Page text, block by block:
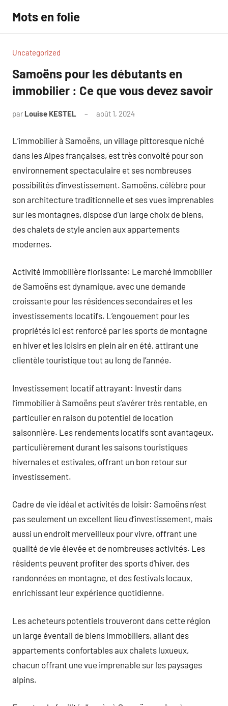
contenu
Mots en folie
Uncategorized
Samoëns pour les débutants en
immobilier : Ce que vous devez savoir
par Louise KESTEL août 1, 2024
L’immobilier à Samoëns, un village pittoresque niché
dans les Alpes françaises, est très convoité pour son
environnement spectaculaire et ses nombreuses
possibilités d’investissement. Samoëns, célèbre pour
son architecture traditionnelle et ses vues imprenables
sur les montagnes, dispose d’un large choix de biens,
des chalets de style ancien aux appartements
modernes.
Activité immobilière florissante: Le marché immobilier
de Samoëns est dynamique, avec une demande
croissante pour les résidences secondaires et les
investissements locatifs. L’engouement pour les
propriétés ici est renforcé par les sports de montagne
en hiver et les loisirs en plein air en été, attirant une
clientèle touristique tout au long de l’année.
Investissement locatif attrayant: Investir dans
l’immobilier à Samoëns peut s’avérer très rentable, en
particulier en raison du potentiel de location
saisonnière. Les rendements locatifs sont avantageux,
particulièrement durant les saisons touristiques
hivernales et estivales, offrant un bon retour sur
investissement.
Cadre de vie idéal et activités de loisir: Samoëns n’est
pas seulement un excellent lieu d’investissement, mais
aussi un endroit merveilleux pour vivre, offrant une
qualité de vie élevée et de nombreuses activités. Les
résidents peuvent profiter des sports d’hiver, des
randonnées en montagne, et des festivals locaux,
enrichissant leur expérience quotidienne.
Les acheteurs potentiels trouveront dans cette région
un large éventail de biens immobiliers, allant des
appartements confortables aux chalets luxueux,
chacun offrant une vue imprenable sur les paysages
alpins.